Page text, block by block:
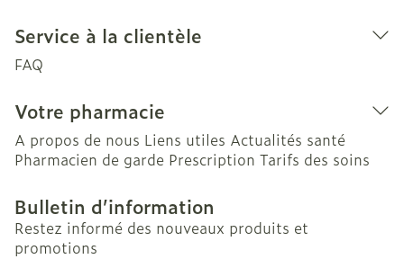
Service à la clientèle
FAQ
Votre pharmacie
A propos de nous Liens utiles Actualités santé
Pharmacien de garde Prescription Tarifs des soins
Bulletin d’information
Restez informé des nouveaux produits et
promotions